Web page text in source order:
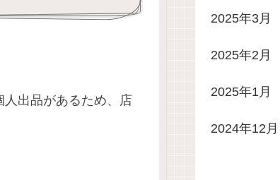
出品があるため、店
2025年3月
2025年2月
2025年1月
2024年12月